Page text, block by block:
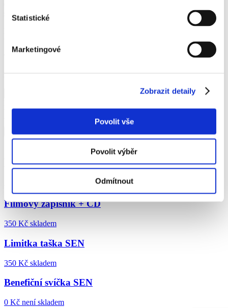
Statistické
Marketingové
Zobrazit detaily
Povolit vše
Povolit výběr
Odmítnout
slova. Plackou!
Vložit do košíku
Sdílejte
Další nabídka
Filmový zápisník + CD
350 Kč skladem
Limitka taška SEN
350 Kč skladem
Benefiční svíčka SEN
0 Kč není skladem